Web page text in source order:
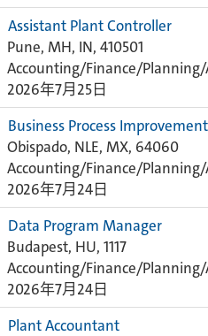
Assistant Plant Controller
Pune, MH, IN, 410501
Accounting/Finance/
2026年7月25日
Business Process
Obispado, NLE, MX, 64060
Accounting/Finance/
2026年7月24日
Data Program Manager
Budapest, HU, 1117
Accounting/Finance/
2026年7月24日
Plant Accountant